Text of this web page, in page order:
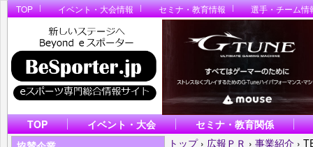
TOP イベント・大会情報 セミナ・教育情報 選手・チーム情
TOP イベント・大会
セミナ・教育関係
トップ › 広報ＰＲ › 事業紹介 ›